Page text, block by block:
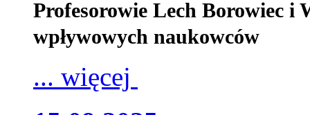
Profesorowie Lech Borowiec i
wpływowych naukowców
... więcej